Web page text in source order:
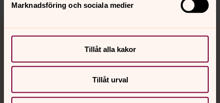
Marknadsföring och sociala medier
Tillåt alla kakor
Tillåt urval
Tillbaka till toppen
Tillbaka till innehållet